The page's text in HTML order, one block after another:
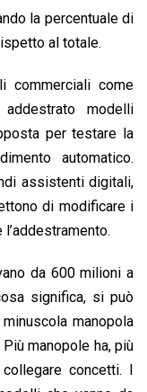
la percentuale di
al totale.
commerciali come
addestrato modelli
per testare la
automatico.
assistenti digitali,
di modificare i
da 600 milioni a
significa, si può
manopola
manopole ha, più
concetti. I